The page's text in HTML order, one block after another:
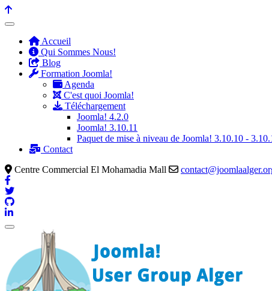
Accueil
Qui Sommes Nous!
Blog
Formation Joomla!
Agenda
C'est quoi Joomla!
Téléchargement
Joomla! 4.2.0
Joomla! 3.10.11
Paquet de mise à niveau de Joomla! 3.10.10 -
Contact
Centre Commercial El Mohamadia Mall